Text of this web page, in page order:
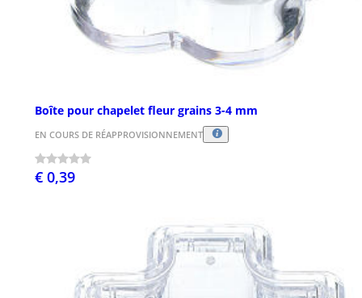
Boîte pour chapelet fleur grains 3-4 mm
EN COURS DE RÉAPPROVISIONNEMENT
€ 0,39